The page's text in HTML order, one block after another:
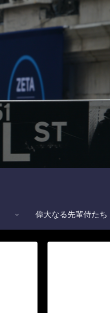
偉大なる先輩侍たち